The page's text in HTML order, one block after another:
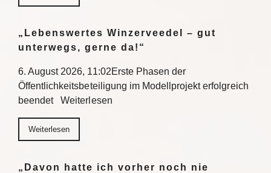
„Lebenswertes Winzerveedel – gut
unterwegs, gerne da!“
6. August 2026, 11:02Erste Phasen der
Öffentlichkeitsbeteiligung im Modellprojekt erfolgreich
beendet Weiterlesen
Weiterlesen
„Davon hatte ich vorher noch nie